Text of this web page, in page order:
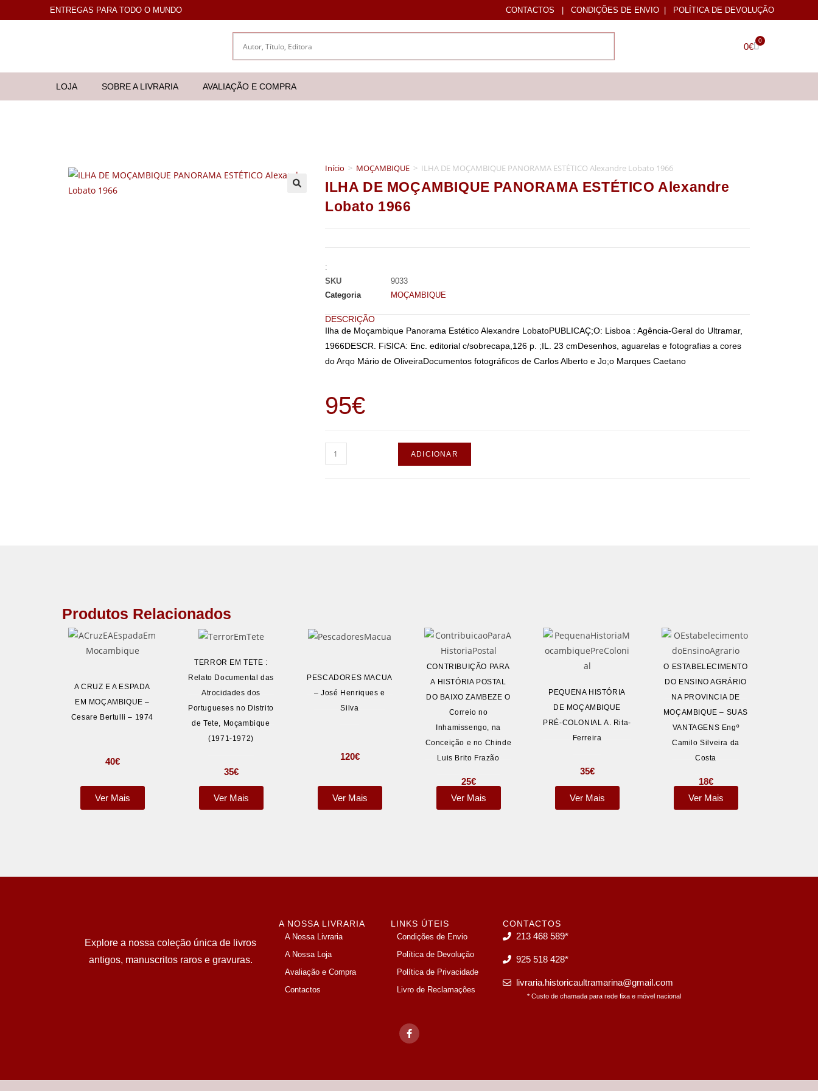
ENTREGAS PARA TODO O MUNDO CONTACTOS | CONDIÇÕES DE ENVIO | POLÍTICA DE DEVOLUÇÃO
0€
0
LOJA SOBRE A LIVRARIA AVALIAÇÃO E COMPRA
Início > MOÇAMBIQUE > ILHA DE MOÇAMBIQUE PANORAMA ESTÉTICO Alexandre Lobato 1966
ILHA DE MOÇAMBIQUE PANORAMA ESTÉTICO Alexandre
Lobato 1966
:
SKU
9033
Categoria
MOÇAMBIQUE
DESCRIÇÃO
Ilha de Moçambique Panorama Estético Alexandre LobatoPUBLICAÇ;O: Lisboa : Agência-Geral do Ultramar,
1966DESCR. FiSICA: Enc. editorial c/sobrecapa,126 p. ;IL. 23 cmDesenhos, aguarelas e fotografias a cores
do Arqo Mário de OliveiraDocumentos fotográficos de Carlos Alberto e Jo;o Marques Caetano
95€
ADICIONAR
Produtos Relacionados
A CRUZ E A ESPADA
EM MOÇAMBIQUE –
Cesare Bertulli – 1974
40€
Ver Mais
TERROR EM TETE :
Relato Documental das
Atrocidades dos
Portugueses no Distrito
de Tete, Moçambique
(1971-1972)
35€
Ver Mais
PESCADORES MACUA
– José Henriques e
Silva
120€
Ver Mais
CONTRIBUIÇÃO PARA
A HISTÓRIA POSTAL
DO BAIXO ZAMBEZE O
Correio no
Inhamissengo, na
Conceição e no Chinde
Luis Brito Frazão
25€
Ver Mais
PEQUENA HISTÓRIA
DE MOÇAMBIQUE
PRÉ-COLONIAL A. Rita-
Ferreira
35€
Ver Mais
O ESTABELECIMENTO
DO ENSINO AGRÁRIO
NA PROVINCIA DE
MOÇAMBIQUE – SUAS
VANTAGENS Engº
Camilo Silveira da
Costa
18€
Ver Mais
Explore a nossa coleção única de livros
antigos, manuscritos raros e gravuras.
A NOSSA LIVRARIA
A Nossa Livraria
A Nossa Loja
Avaliação e Compra
Contactos
LINKS ÚTEIS
Condições de Envio
Política de Devolução
Política de Privacidade
Livro de Reclamações
CONTACTOS
213 468 589*
925 518 428*
livraria.historicaultramarina@gmail.com
* Custo de chamada para rede fixa e móvel nacional